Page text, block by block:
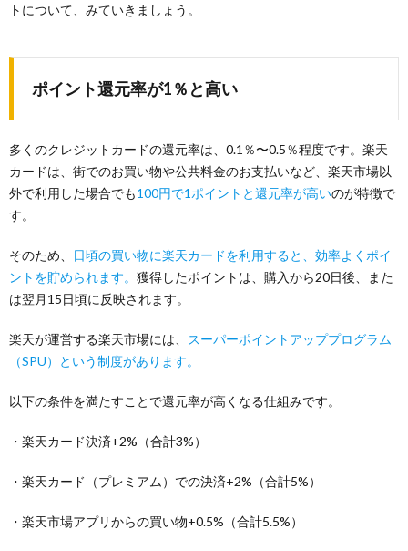
トについて、みていきましょう。
ポイント還元率が1％と高い
多くのクレジットカードの還元率は、0.1％〜0.5％程度です。楽天
カードは、街でのお買い物や公共料金のお支払いなど、楽天市場以
外で利用した場合でも100円で1ポイントと還元率が高いのが特徴で
す。
そのため、
日頃の買い物に楽天カードを利用すると、効率よくポイ
ントを貯められます。 獲得したポイントは、購入から20日後、また
は翌月15日頃に反映されます。
楽天が運営する楽天市場には、
スーパーポイントアッププログラム
（SPU）という制度があります。
以下の条件を満たすことで還元率が高くなる仕組みです。
・楽天カード決済+2%（合計3%）
・楽天カード（プレミアム）での決済+2%（合計5%）
・楽天市場アプリからの買い物+0.5%（合計5.5%）